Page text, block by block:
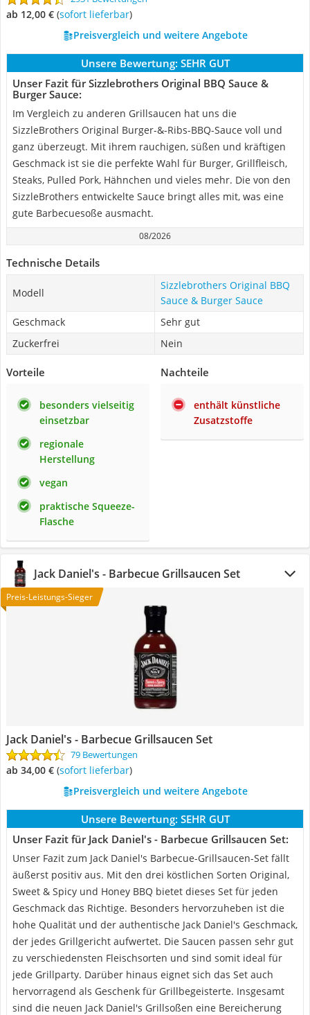
ab 12,00 € ( Sofort lieferbar)
Preisvergleich und weitere Angebote
Unsere Bewertung: SEHR GUT
Unser Fazit für Sizzlebrothers Original BBQ Sauce &
Burger Sauce:
Im Vergleich zu anderen Grillsaucen hat uns die
SizzleBrothers Original Burger-&-Ribs-BBQ-Sauce voll und
ganz überzeugt. Mit ihrem rauchigen, süßen und kräftigen
Geschmack ist sie die perfekte Wahl für Burger, Grillfleisch,
Steaks, Pulled Pork, Hähnchen und vieles mehr. Die von den
SizzleBrothers entwickelte Sauce bringt alles mit, was eine
gute Barbecuesoße ausmacht.
08/2026
Technische Details
Modell
Sizzlebrothers Original BBQ
Sauce & Burger Sauce
Geschmack
Sehr gut
Zuckerfrei
Nein
Vorteile
besonders vielseitig
einsetzbar
regionale
Herstellung
vegan
praktische Squeeze-
Flasche
Nachteile
enthält künstliche
Zusatzstoffe
Jack Daniel's - Barbecue Grillsaucen Set
Preis-Leistungs-Sieger
Jack Daniel's - Barbecue Grillsaucen Set
79 Bewertungen
ab 34,00 € ( Sofort lieferbar)
Preisvergleich und weitere Angebote
Unsere Bewertung: SEHR GUT
Unser Fazit für Jack Daniel's - Barbecue Grillsaucen Set:
Unser Fazit zum Jack Daniel's Barbecue-Grillsaucen-Set fällt
äußerst positiv aus. Mit den drei köstlichen Sorten Original,
Sweet & Spicy und Honey BBQ bietet dieses Set für jeden
Geschmack das Richtige. Besonders hervorzuheben ist die
hohe Qualität und der authentische Jack Daniel's Geschmack,
der jedes Grillgericht aufwertet. Die Saucen passen sehr gut
zu verschiedensten Fleischsorten und sind somit ideal für
jede Grillparty. Darüber hinaus eignet sich das Set auch
hervorragend als Geschenk für Grillbegeisterte. Insgesamt
sind die neuen Jack Daniel's Grillsoßen eine Bereicherung